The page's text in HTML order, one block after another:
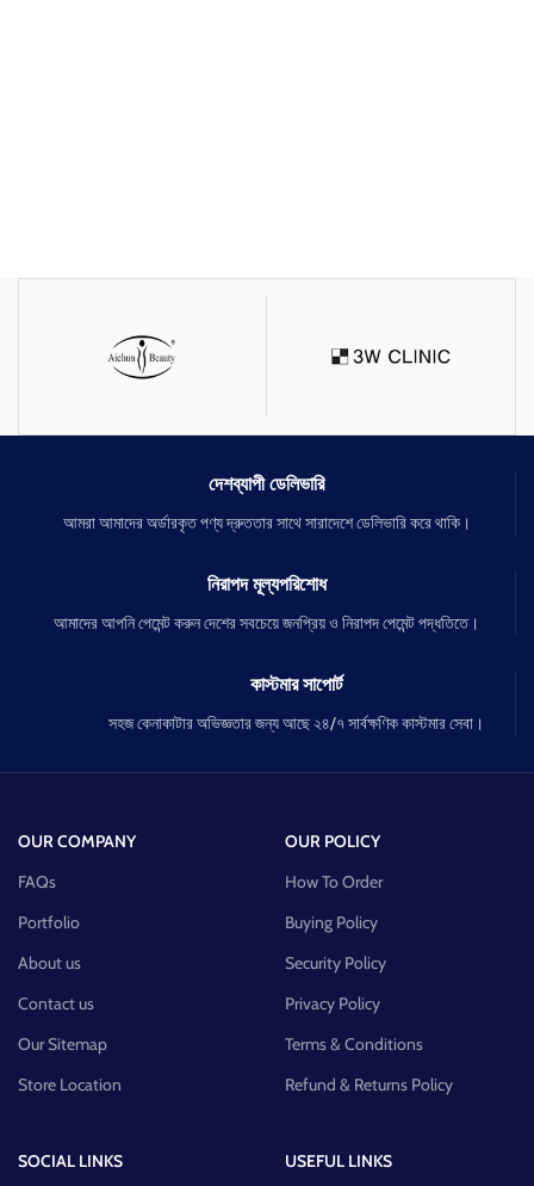
দেশব্যাপী ডেলিভারি
আমরা আমাদের অর্ডারকৃত পণ্য দ্রুততার সাথে সারাদেশে ডেলিভারি করে থাকি।
নিরাপদ মূল্যপরিশোধ
আমাদের আপনি পেমেন্ট করুন দেশের সবচেয়ে জনপ্রিয় ও নিরাপদ পেমেন্ট পদ্ধতিতে।
কাস্টমার সাপোর্ট
সহজ কেনাকাটার অভিজ্ঞতার জন্য আছে ২৪/৭ সার্বক্ষণিক কাস্টমার সেবা।
OUR COMPANY
FAQs
Portfolio
About us
Contact us
Our Sitemap
Store Location
OUR POLICY
How To Order
Buying Policy
Security Policy
Privacy Policy
Terms & Conditions
Refund & Returns Policy
SOCIAL LINKS
USEFUL LINKS